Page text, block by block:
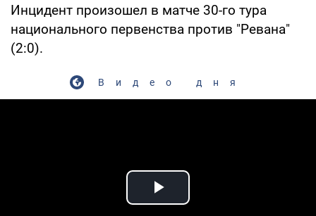
Инцидент произошел в матче 30-го тура
национального первенства против "Ревана"
(2:0).
Видео дня
Play Video